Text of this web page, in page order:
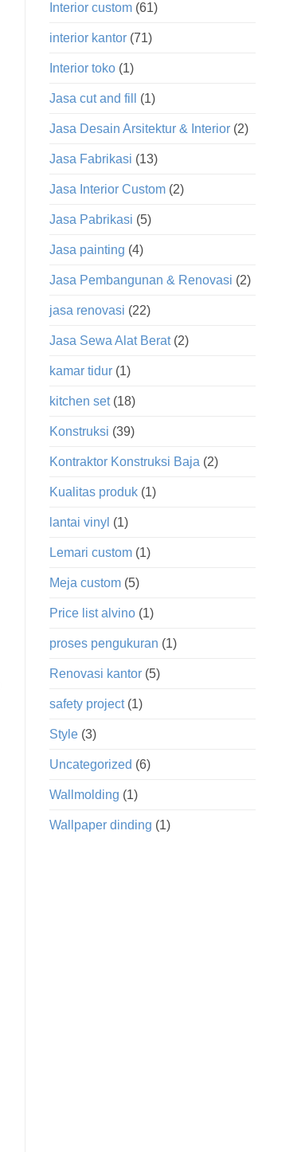
Interior custom (61)
interior kantor (71)
Interior toko (1)
Jasa cut and fill (1)
Jasa Desain Arsitektur & Interior (2)
Jasa Fabrikasi (13)
Jasa Interior Custom (2)
Jasa Pabrikasi (5)
Jasa painting (4)
Jasa Pembangunan & Renovasi (2)
jasa renovasi (22)
Jasa Sewa Alat Berat(2)
kamar tidur (1)
kitchen set(18)
Konstruksi (39)
Kontraktor Konstruksi Baja (2)
Kualitas produk (1)
lantai vinyl (1)
Lemari custom (1)
Meja custom (5)
Price list alvino (1)
proses pengukuran (1)
Renovasi kantor (5)
safety project(1)
Style (3)
Uncategorized (6)
Wallmolding (1)
Wallpaper dinding (1)